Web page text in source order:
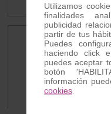
80.00 € 40.00 €
Utilizamos
finalidades
publicidad
partir de tus
Puedes
haciendo click
puedes aceptar
botón
información
cookies.